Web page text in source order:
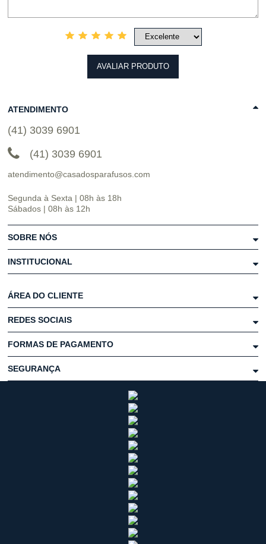
AVALIAR PRODUTO
ATENDIMENTO
(41) 3039 6901
(41) 3039 6901
atendimento@casadosparafusos.com
Segunda à Sexta | 08h às 18h
Sábados | 08h às 12h
SOBRE NÓS
INSTITUCIONAL
ÁREA DO CLIENTE
REDES SOCIAIS
FORMAS DE PAGAMENTO
SEGURANÇA